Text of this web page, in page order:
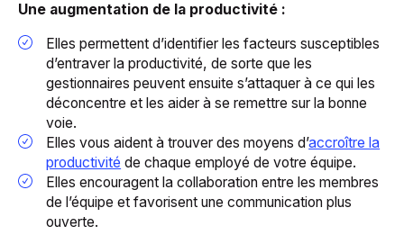
Une augmentation de la productivité :
Elles permettent d’identifier les facteurs susceptibles
d’entraver la productivité, de sorte que les
gestionnaires peuvent ensuite s’attaquer à ce qui les
déconcentre et les aider à se remettre sur la bonne
voie.
Elles vous aident à trouver des moyens d’accroître la
productivité de chaque employé de votre équipe.
Elles encouragent la collaboration entre les membres
de l’équipe et favorisent une communication plus
ouverte.